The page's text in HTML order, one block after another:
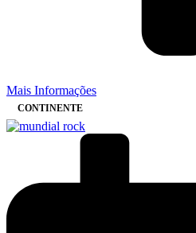
Mais Informações
CONTINENTE